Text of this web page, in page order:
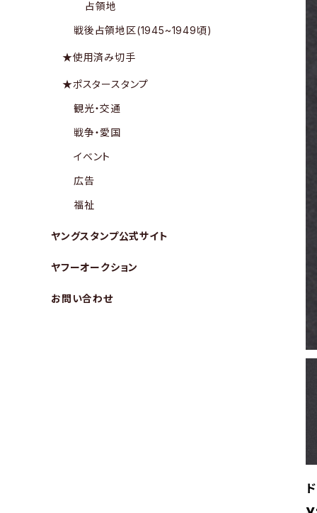
占領地
戦後占領地区(1945~1949頃)
★使用済み切手
★ポスタースタンプ
観光・交通
戦争・愛国
イベント
広告
福祉
ヤングスタンプ公式サイト
ヤフーオークション
お問い合わせ